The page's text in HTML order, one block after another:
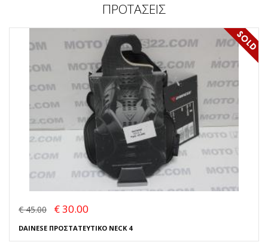
ΠΡΟΤΑΣΕΙΣ
€ 45.00 € 30.00
DAINESE ΠΡΟΣΤΑΤΕΥΤΙΚΟ NECK 4